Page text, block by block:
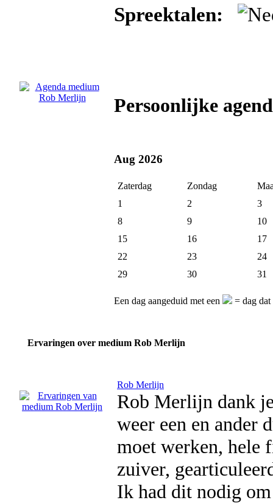
Spreektalen:
Persoonlijke
Aug 2026
Zaterdag Zondag
1
2
3
8
9
10
15
16
17
22
23
24
29
30 31
Een dag aangeduid met een = dag
Ervaringen over medium Rob Merlijn
Rob Merlijn
Rob Merlijn dank
weer een en ander
moet werken, hele
zuiver,
Ik had dit nodig